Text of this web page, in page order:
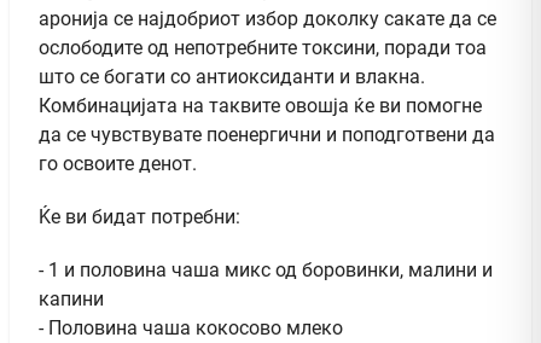
аронија се најдобриот избор доколку сакате да се
ослободите од непотребните токсини, поради тоа
што се богати со антиоксиданти и влакна.
Комбинацијата на таквите овошја ќе ви помогне
да се чувствувате поенергични и поподготвени да
го освоите денот.
Ќе ви бидат потребни:
- 1 и половина чаша микс од боровинки, малини и
капини
- Половина чаша кокосово млеко